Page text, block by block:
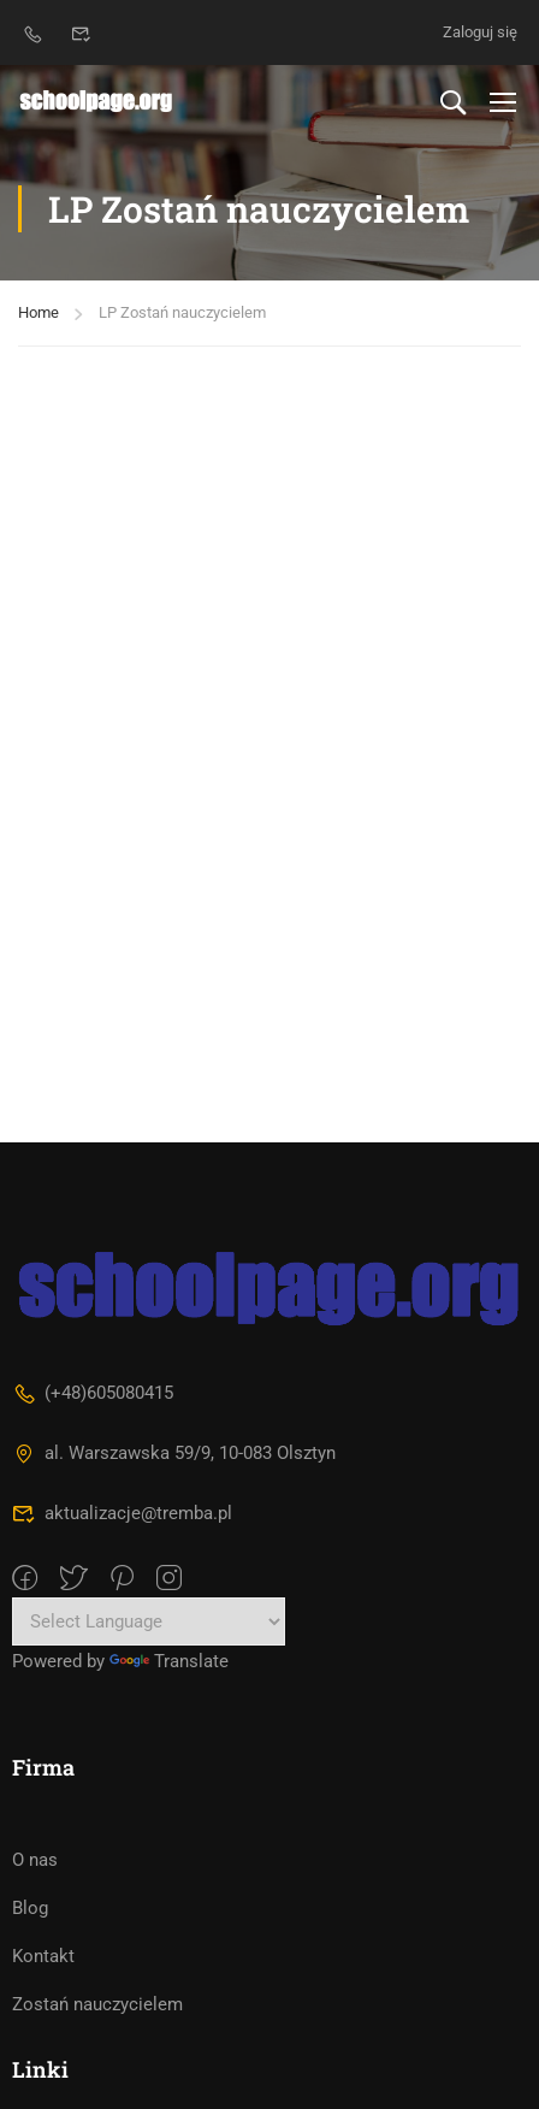
Zaloguj się
LP Zostań nauczycielem
Home LP Zostań nauczycielem
(+48)605080415
al. Warszawska 59/9, 10-083 Olsztyn
aktualizacje@tremba.pl
Powered by Translate
Firma
O nas
Blog
Kontakt
Zostań nauczycielem
Linki